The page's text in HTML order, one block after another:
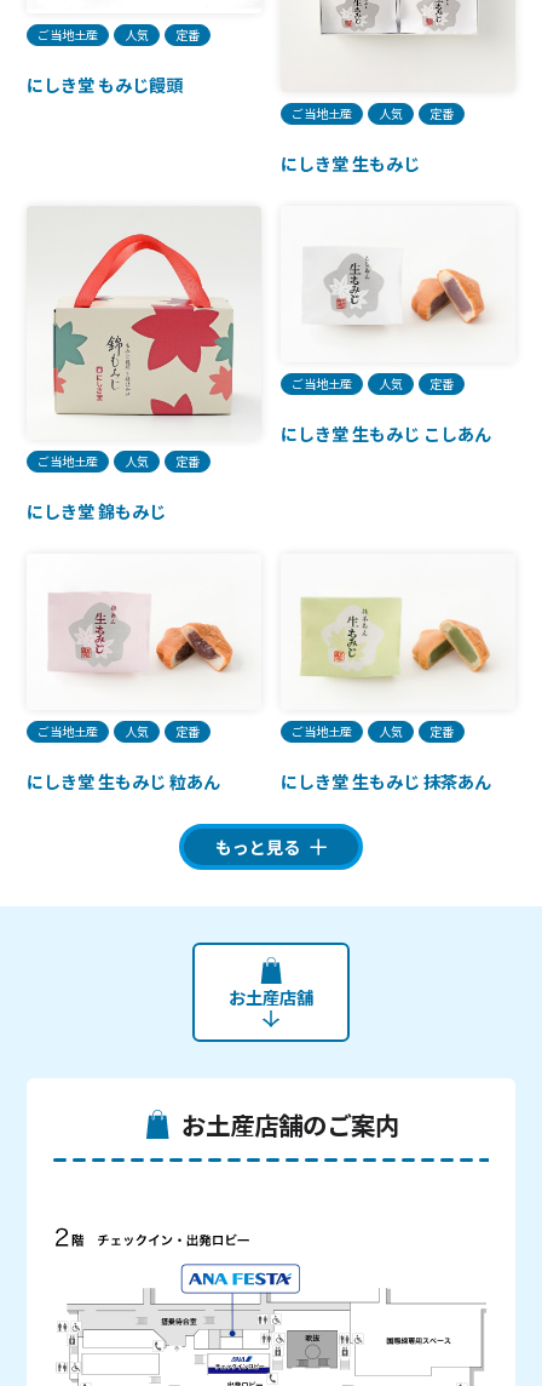
ご当地土産 人気 定番
にしき堂 もみじ饅頭
ご当地土産 人気 定番
にしき堂 生もみじ
ご当地土産 人気 定番
にしき堂 錦もみじ
ご当地土産 人気 定番
にしき堂 生もみじ こしあん
ご当地土産 人気 定番
にしき堂 生もみじ 粒あん
ご当地土産 人気 定番
にしき堂 生もみじ 抹茶あん
もっと見る
お土産店舗
お土産店舗のご案内